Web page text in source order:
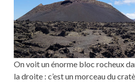
On voit un énorme bloc rocheux
la droite : c’est un morceau du